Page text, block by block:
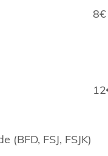
8€
(BFD, FSJ, FSJK)